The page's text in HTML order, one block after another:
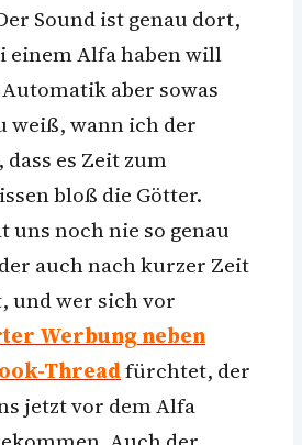
Sound ist genau dort,
einem Alfa haben will
aber sowas
weiß, wann ich der
es Zeit zum
bloß die Götter.
uns noch nie so genau
auch nach kurzer Zeit
und wer sich vor
Werbung neben
Threadfürchtet, der
jetzt vor dem Alfa